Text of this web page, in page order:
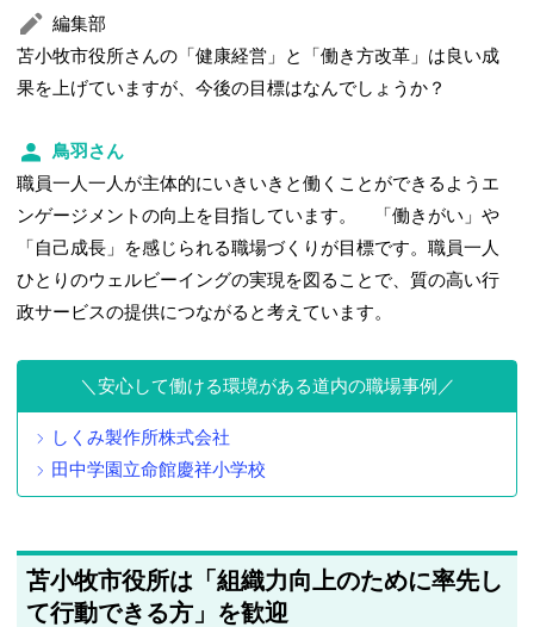
編集部
苫小牧市役所さんの「健康経営」と「働き方改革」は良い成
果を上げていますが、今後の目標はなんでしょうか？
鳥羽さん
職員一人一人が主体的にいきいきと働くことができるようエ
ンゲージメントの向上を目指しています。 「働きがい」や
「自己成長」を感じられる職場づくりが目標です。職員一人
ひとりのウェルビーイングの実現を図ることで、質の高い行
政サービスの提供につながると考えています。
安心して働ける環境がある道内の職場事例
しくみ製作所株式会社
田中学園立命館慶祥小学校
苫小牧市役所は「組織力向上のために率先し
て行動できる方」を歓迎